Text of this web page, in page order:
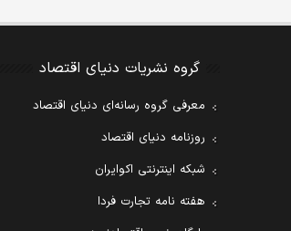
گروه نشریات دنیای اقتصاد
معرفی گروه رسانه‌ای دنیای اقتصاد
روزنامه دنیای اقتصاد
شبکه اینترنتی اکوایران
هفته نامه تجارت فردا